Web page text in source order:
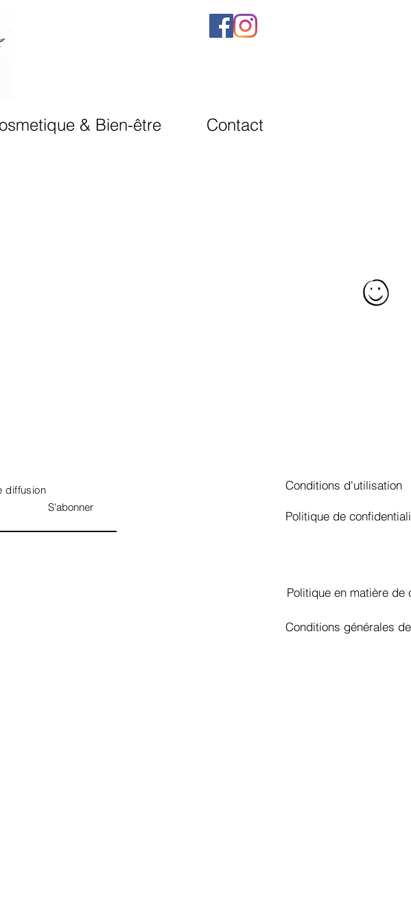
& Bien-être Contact
diffusion
S'abonner
Conditions d'utilisation
Politique de
Politique en matière
Conditions générales